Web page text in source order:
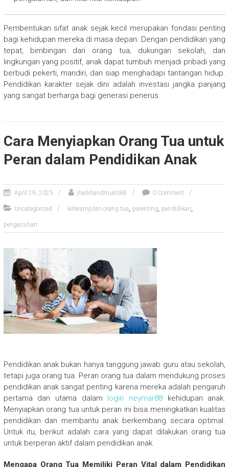
Pembentukan sifat anak sejak kecil merupakan fondasi penting
bagi kehidupan mereka di masa depan. Dengan pendidikan yang
tepat, bimbingan dari orang tua, dukungan sekolah, dan
lingkungan yang positif, anak dapat tumbuh menjadi pribadi yang
berbudi pekerti, mandiri, dan siap menghadapi tantangan hidup.
Pendidikan karakter sejak dini adalah investasi jangka panjang
yang sangat berharga bagi generasi penerus.
Cara Menyiapkan Orang Tua untuk
Peran dalam Pendidikan Anak
April 29, 2025 jharkhandmukti88 0 Comment
Uncategorized keterampilan orang tua, parenting, pendidikan,
pengasuhan
Pendidikan anak bukan hanya tanggung jawab guru atau sekolah,
tetapi juga orang tua. Peran orang tua dalam mendukung proses
pendidikan anak sangat penting karena mereka adalah pengaruh
pertama dan utama dalam login neymar88kehidupan anak.
Menyiapkan orang tua untuk peran ini bisa meningkatkan kualitas
pendidikan dan membantu anak berkembang secara optimal.
Untuk itu, berikut adalah cara yang dapat dilakukan orang tua
untuk berperan aktif dalam pendidikan anak.
Mengapa Orang Tua Memiliki Peran Vital dalam Pendidikan